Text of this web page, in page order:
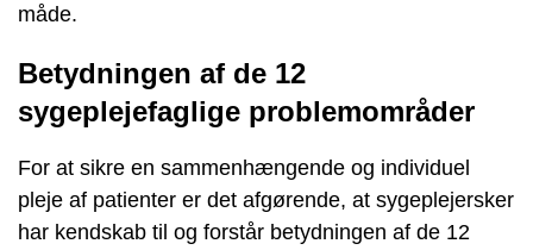
måde.
Betydningen af de 12
sygeplejefaglige problemområder
For at sikre en sammenhængende og individuel
pleje af patienter er det afgørende, at sygeplejersker
har kendskab til og forstår betydningen af de 12